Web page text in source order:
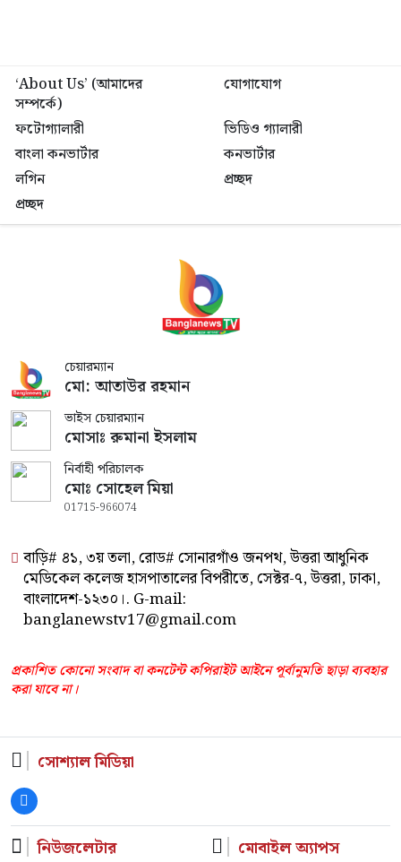
‘About Us’ (আমাদের
সম্পর্কে)
যোগাযোগ
ফটোগ্যালারী
ভিডিও গ্যালারী
বাংলা কনভার্টার
কনভার্টার
লগিন
প্রচ্ছদ
প্রচ্ছদ
চেয়ারম্যান
মো: আতাউর রহমান
ভাইস চেয়ারম্যান
মোসাঃ রুমানা ইসলাম
নির্বাহী পরিচালক
মোঃ সোহেল মিয়া
01715-966074
বাড়ি# ৪১, ৩য় তলা, রোড# সোনারগাঁও জনপথ, উত্তরা আধুনিক
মেডিকেল কলেজ হাসপাতালের বিপরীতে, সেক্টর-৭, উত্তরা, ঢাকা,
বাংলাদেশ-১২৩০।. G-mail:
banglanewstv17@gmail.com
প্রকাশিত কোনো সংবাদ বা কনটেন্ট কপিরাইট আইনে পূর্বানুমতি ছাড়া ব্যবহার
করা যাবে না।
সোশ্যাল মিডিয়া
নিউজলেটার মোবাইল অ্যাপস